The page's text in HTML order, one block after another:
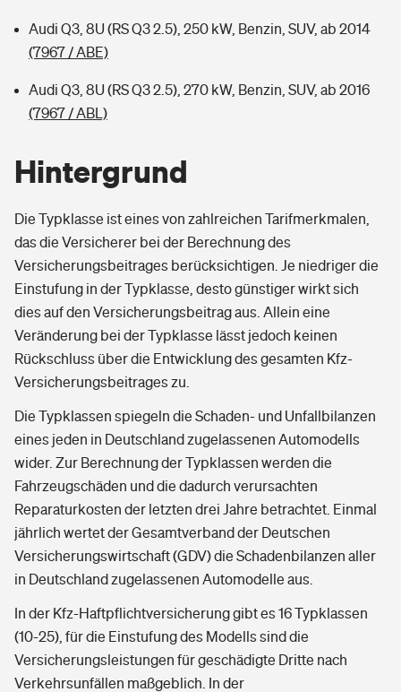
Audi Q3, 8U (RS Q3 2.5), 250 kW, Benzin, SUV, ab 2014
(7967 / ABE)
Audi Q3, 8U (RS Q3 2.5), 270 kW, Benzin, SUV, ab 2016
(7967 / ABL)
Hintergrund
Die Typklasse ist eines von zahlreichen Tarifmerkmalen,
das die Versicherer bei der Berechnung des
Versicherungsbeitrages berücksichtigen. Je niedriger die
Einstufung in der Typklasse, desto günstiger wirkt sich
dies auf den Versicherungsbeitrag aus. Allein eine
Veränderung bei der Typklasse lässt jedoch keinen
Rückschluss über die Entwicklung des gesamten Kfz-
Versicherungsbeitrages zu.
Die Typklassen spiegeln die Schaden- und Unfallbilanzen
eines jeden in Deutschland zugelassenen Automodells
wider. Zur Berechnung der Typklassen werden die
Fahrzeugschäden und die dadurch verursachten
Reparaturkosten der letzten drei Jahre betrachtet. Einmal
jährlich wertet der Gesamtverband der Deutschen
Versicherungswirtschaft (GDV) die Schadenbilanzen aller
in Deutschland zugelassenen Automodelle aus.
In der Kfz-Haftpflichtversicherung gibt es 16 Typklassen
(10-25), für die Einstufung des Modells sind die
Versicherungsleistungen für geschädigte Dritte nach
Verkehrsunfällen maßgeblich. In der